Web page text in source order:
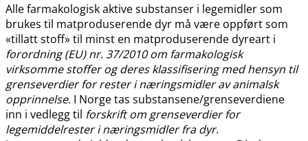
Alle farmakologisk aktive substanser i legemidler som
brukes til matproduserende dyr må være oppført som
«tillatt stoff» til minst en matproduserende dyreart i
forordning (EU) nr. 37/2010 om farmakologisk
virksomme stoffer og deres klassifisering med hensyn til
grenseverdier for rester i næringsmidler av animalsk
opprinnelse. I Norge tas substansene​/​grenseverdiene
inn i vedlegg til forskrift om grenseverdier for
legemiddelrester i næringsmidler fra dyr.